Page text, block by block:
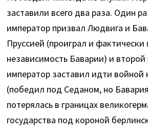
заставили всего два раза. Один
император призвал Людвига и
Пруссией (проиграл и фактически
независимость Баварии) и второй
император заставил идти
(победил под Седаном, но
потерялась в границах
государства под короной